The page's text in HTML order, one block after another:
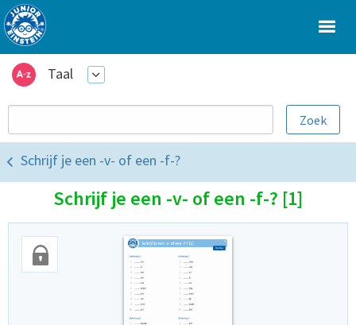
Taal
Schrijf je een -v- of een -f-?
Schrijf je een -v- of een -f-? [1]